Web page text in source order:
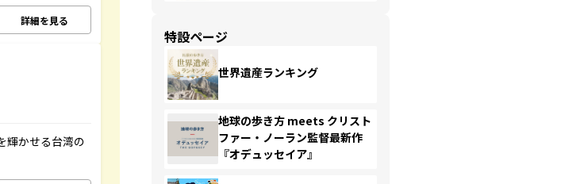
詳細を見る
輝かせる台湾の
特設ページ
世界遺産ランキング
地球の歩き方 meets クリスト
ファー・ノーラン監督最新作
『オデュッセイア』